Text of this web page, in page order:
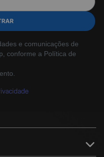
e comunicações de
conforme a Política de